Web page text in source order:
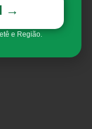
operacionais
processos de
de
→
e Região.